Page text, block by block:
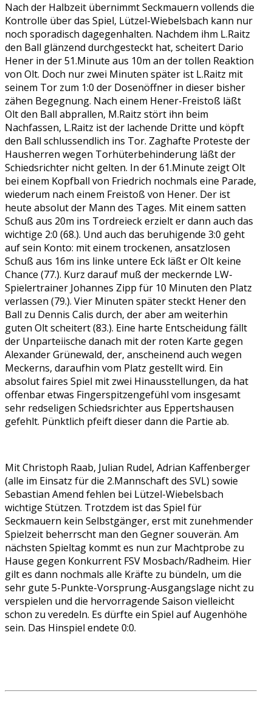
Nach der Halbzeit übernimmt Seckmauern vollends die
Kontrolle über das Spiel, Lützel-Wiebelsbach kann nur
noch sporadisch dagegenhalten. Nachdem ihm L.Raitz
den Ball glänzend durchgesteckt hat, scheitert Dario
Hener in der 51.Minute aus 10m an der tollen Reaktion
von Olt. Doch nur zwei Minuten später ist L.Raitz mit
seinem Tor zum 1:0 der Dosenöffner in dieser bisher
zähen Begegnung. Nach einem Hener-Freistoß läßt
Olt den Ball abprallen, M.Raitz stört ihn beim
Nachfassen, L.Raitz ist der lachende Dritte und köpft
den Ball schlussendlich ins Tor. Zaghafte Proteste der
Hausherren wegen Torhüterbehinderung läßt der
Schiedsrichter nicht gelten. In der 61.Minute zeigt Olt
bei einem Kopfball von Friedrich nochmals eine Parade,
wiederum nach einem Freistoß von Hener. Der ist
heute absolut der Mann des Tages. Mit einem satten
Schuß aus 20m ins Tordreieck erzielt er dann auch das
wichtige 2:0 (68.). Und auch das beruhigende 3:0 geht
auf sein Konto: mit einem trockenen, ansatzlosen
Schuß aus 16m ins linke untere Eck läßt er Olt keine
Chance (77.). Kurz darauf muß der meckernde LW-
Spielertrainer Johannes Zipp für 10 Minuten den Platz
verlassen (79.). Vier Minuten später steckt Hener den
Ball zu Dennis Calis durch, der aber am weiterhin
guten Olt scheitert (83.). Eine harte Entscheidung fällt
der Unparteiische danach mit der roten Karte gegen
Alexander Grünewald, der, anscheinend auch wegen
Meckerns, daraufhin vom Platz gestellt wird. Ein
absolut faires Spiel mit zwei Hinausstellungen, da hat
offenbar etwas Fingerspitzengefühl vom insgesamt
sehr redseligen Schiedsrichter aus Eppertshausen
gefehlt. Pünktlich pfeift dieser dann die Partie ab.
Mit Christoph Raab, Julian Rudel, Adrian Kaffenberger
(alle im Einsatz für die 2.Mannschaft des SVL) sowie
Sebastian Amend fehlen bei Lützel-Wiebelsbach
wichtige Stützen. Trotzdem ist das Spiel für
Seckmauern kein Selbstgänger, erst mit zunehmender
Spielzeit beherrscht man den Gegner souverän. Am
nächsten Spieltag kommt es nun zur Machtprobe zu
Hause gegen Konkurrent FSV Mosbach/Radheim. Hier
gilt es dann nochmals alle Kräfte zu bündeln, um die
sehr gute 5-Punkte-Vorsprung-Ausgangslage nicht zu
verspielen und die hervorragende Saison vielleicht
schon zu veredeln. Es dürfte ein Spiel auf Augenhöhe
sein. Das Hinspiel endete 0:0.